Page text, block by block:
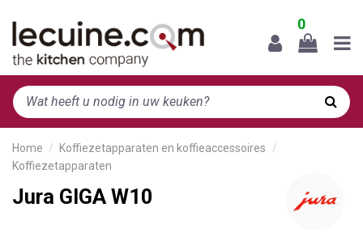
0
Home
Koffiezetapparaten en koffieaccessoires
Koffiezetapparaten
Jura GIGA W10